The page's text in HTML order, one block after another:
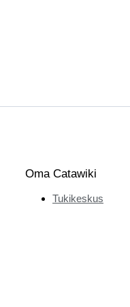
Oma Catawiki
Tukikeskus